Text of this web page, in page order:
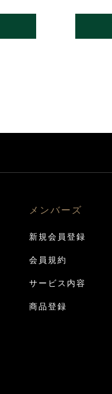
メンバーズ
新規会員登録
会員規約
サービス内容
商品登録